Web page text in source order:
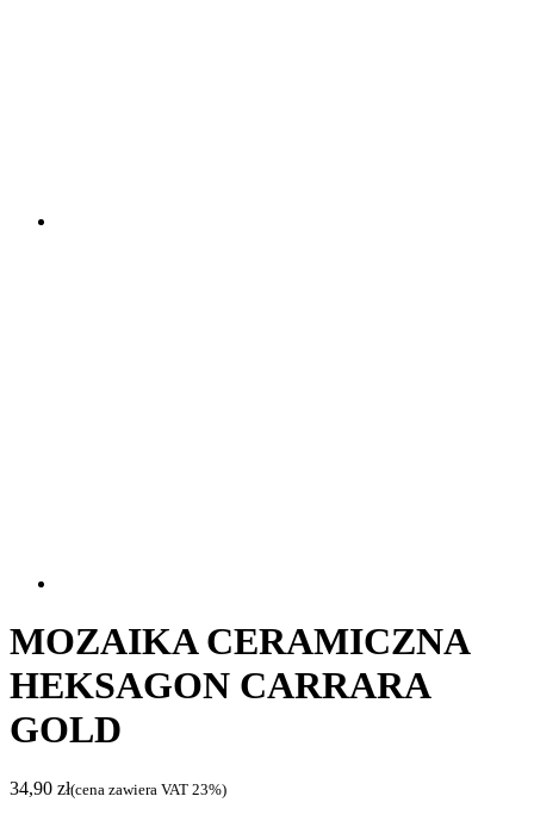
MOZAIKA CERAMICZNA
HEKSAGON CARRARA
GOLD
34,90 zł(cena zawiera VAT 23%)